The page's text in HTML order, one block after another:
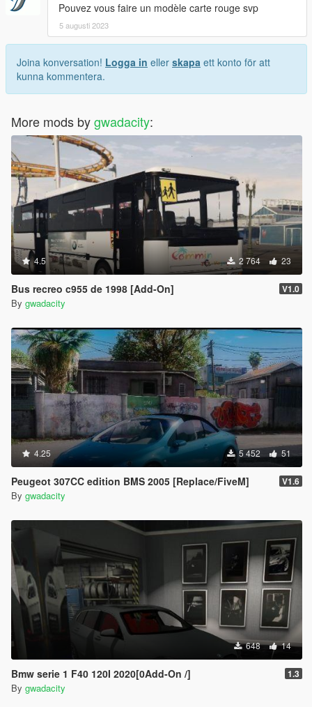
Pouvez vous faire un modèle carte rouge svp
5 augusti 2023
Joina konversation! Logga in eller skapa ett konto för att
kunna kommentera.
More mods bygwadacity:
4.5 2 764 23
Bus recreo c955 de 1998 [Add-On] V1.0
By gwadacity
4.25 5 452 51
Peugeot 307CC edition BMS 2005 [Replace/FiveM] V1.6
By gwadacity
648 14
Bmw serie 1 F40 120I 2020[0Add-On /] 1.3
By gwadacity